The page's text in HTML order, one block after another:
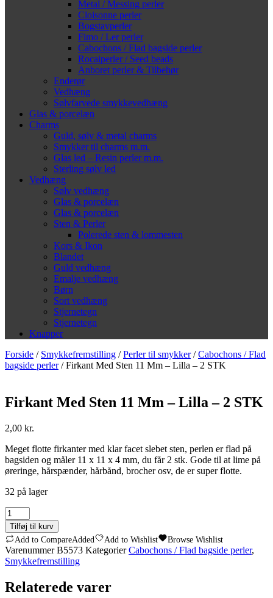
Metal / Messing perler
Cloisonne perler
Bogstavperler
Fimo / Ler perler
Cabochons / Flad bagside perler
Rocaiperler / Seed beads
Anboret perler & Tilbehør
Enderør
Vedhæng
Sølvfarvede smykkevedhæng
Glas & porcelæn
Charms
Guld, sølv & metal charms
Smykker til charms m.m.
Glas led – Resin perler m.m.
Sterling sølv led
Vedhæng
Sølv vedhæng
Glas & porcelæn
Glas & porcelæn
Sten & Perler
Polerede sten & lommesten
Kors & Ikon
Blandet
Guld vedhæng
Emalje vedhæng
Børn
Sort vedhæng
Stjernetegn
Stjernetegn
Knapper
Forside / Smykkefremstilling /Perler til smykker/Cabochons / Flad
bagside perler/ Firkant Med Sten 11 Mm – Lilla – 2 STK
Firkant Med Sten 11 Mm – Lilla – 2 STK
2,00 kr.
Meget flotte firkanter med klar facet slebet sten, perlen er flad på
bagsiden og måler 11 x 11 x 4 mm, du får 2 stk. Gode til at lime på
øreringe, hårspænder, hårbånd, brocher osv, de er super flotte.
32 på lager
Firkant
Med
Sten
11
Mm
-
Tilføj til kurv
Add to CompareAdded Add to Wishlist Browse Wishlist
VarenummerB5573 Kategorier Cabochons / Flad bagside perler,
Smykkefremstilling
Relaterede varer